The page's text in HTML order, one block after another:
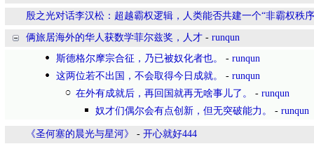
殷之光对话李汉松：超越霸权逻辑，人类能否共建一个“非霸权秩
俩旅居海外的华人获数学菲尔兹奖，人才 - runqun
斯德格尔摩宗合征，乃已被奴化者也。
- runqun
这两位若不出国，不会取得今日成就。
- runqun
在外有成就后，再回国就再无啥事儿了。
- runqun
奴才们偶尔会有点创新，但无突破能力。
- runqun
《圣何塞的晨光与星河》 - 开心就好444